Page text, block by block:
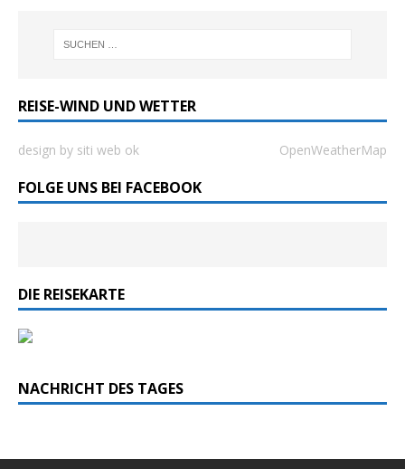
REISE-WIND UND WETTER
design by siti web ok OpenWeatherMap
FOLGE UNS BEI FACEBOOK
DIE REISEKARTE
NACHRICHT DES TAGES